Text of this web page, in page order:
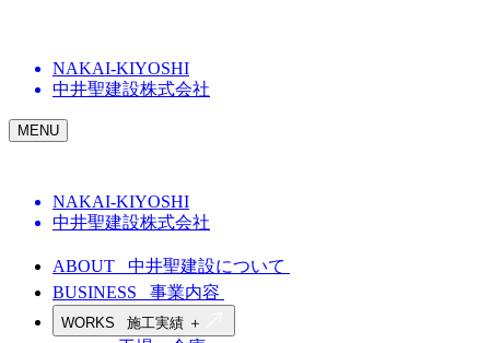
NAKAI-KIYOSHI
中井聖建設株式会社
MENU
NAKAI-KIYOSHI
中井聖建設株式会社
ABOUT 中井聖建設について
BUSINESS 事業内容
WORKS 施工実績 ＋